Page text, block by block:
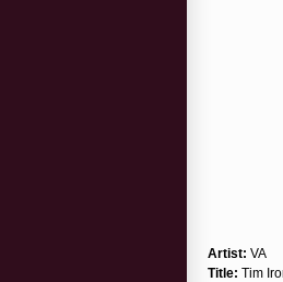
Artist: VA
Title: Tim